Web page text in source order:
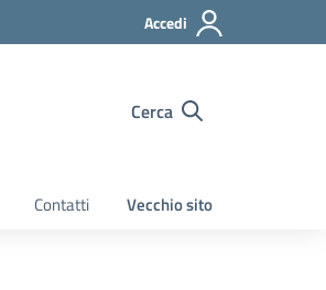
Accedi
Cerca
Contatti Vecchio sito